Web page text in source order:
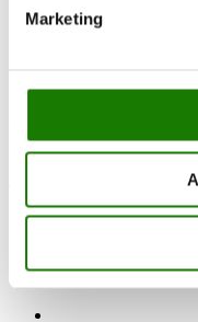
Marketing
Deze variant van Juno,
stijlvol bekleed met mat
accumuleert en over
Juno Ceramic is leverbaar
respectievelijk 126 kg of
is er ruimte voor 74 kg
Deze kachel combineert
warmte.